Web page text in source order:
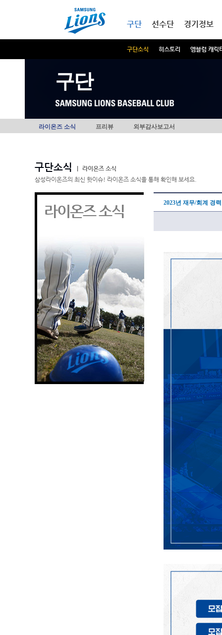
구단
구단소식 히스토리 엠블럼 캐릭
선수단 경기정보
구단
라이온즈 소식 프리뷰 외부감사보고서
구단소식
라이온즈 소식
삼성라이온즈의 최신 핫이슈! 라이온즈 소식을 통해 확인해 보세요.
라이온즈 소식 2023년 재무/회계 경